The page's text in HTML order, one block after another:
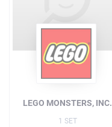
LEGO MONSTERS, INC.
1 SET